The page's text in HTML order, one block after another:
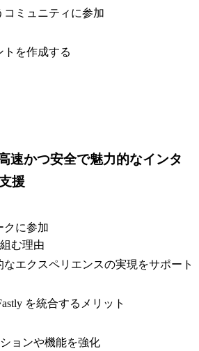
ミュニティに参加
を作成する
速かつ安全で魅力的なインタ
援
クに参加
む理由
エクスペリエンスの実現をサポート
を統合するメリット
ョンや機能を強化